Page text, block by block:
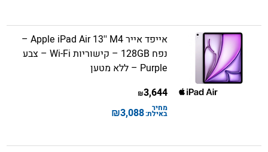
אייפד אייר Apple iPad Air 13'' M4 –
נפח 128GB – קישוריות Wi-Fi – צבע
Purple – ללא מטען
3,644
₪
מחיר
באילת:3,088
₪